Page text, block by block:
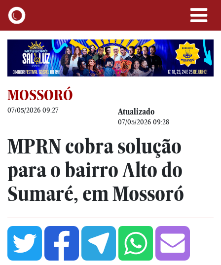
MOSSORÓ
07/05/2026 09:27 Atualizado
07/05/2026 09:28
MPRN cobra solução
para o bairro Alto do
Sumaré, em Mossoró